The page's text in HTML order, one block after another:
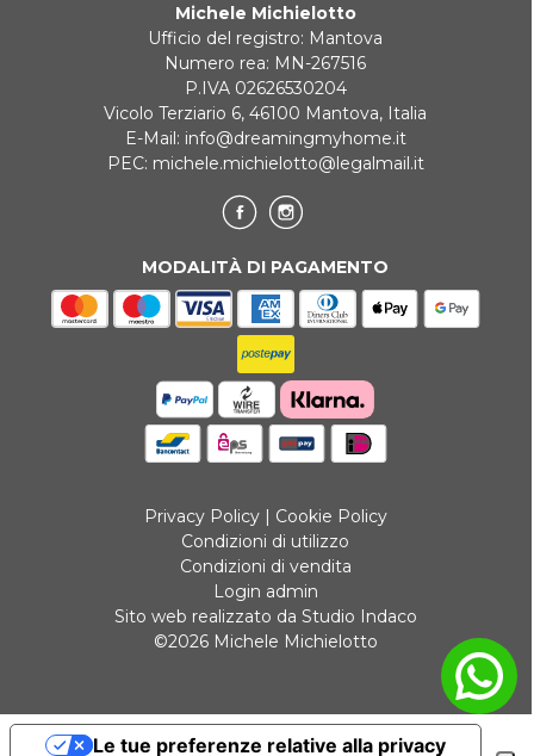
Michele Michielotto
Ufficio del registro: Mantova
Numero rea: MN-267516
P.IVA 02626530204
Vicolo Terziario 6, 46100 Mantova, Italia
E-Mail: info@dreamingmyhome.it
PEC: michele.michielotto@legalmail.it
MODALITÀ DI PAGAMENTO
Privacy Policy| Cookie Policy
Condizioni di utilizzo
Condizioni di vendita
Login admin
Sito web realizzato da Studio Indaco
©2026 Michele Michielotto
Le tue preferenze relative alla privacy